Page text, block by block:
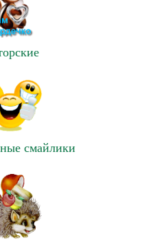
смайлики